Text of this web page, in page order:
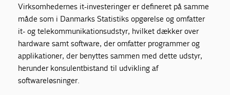
Virksomhedernes it-investeringer er defineret på samme
måde som i Danmarks Statistiks opgørelse og omfatter
it- og telekommunikationsudstyr, hvilket dækker over
hardware samt software, der omfatter programmer og
applikationer, der benyttes sammen med dette udstyr,
herunder konsulentbistand til udvikling af
softwareløsninger.